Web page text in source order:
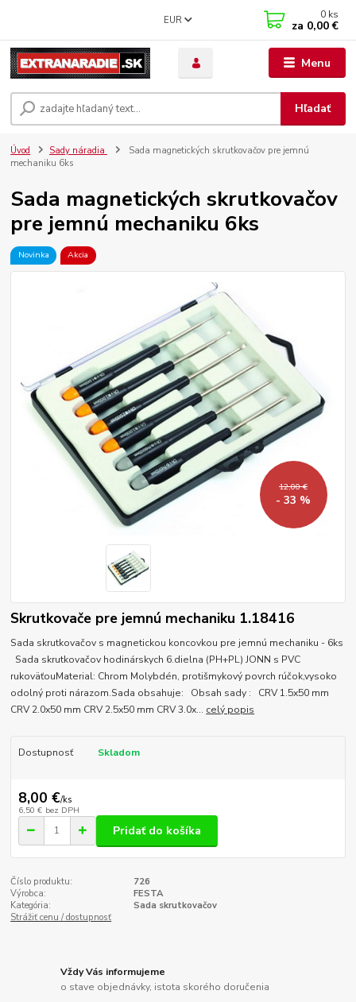
Menu
EUR
Hľadať
0 ks
za 0,00 €
Úvod Sady náradia
Sada magnetických skrutkovačov pre jemnú
mechaniku 6ks
Sada magnetických skrutkovačov
pre jemnú mechaniku 6ks
Novinka Akcia
12,00 €
- 33 %
Skrutkovače pre jemnú mechaniku 1.18416
Sada skrutkovačov s magnetickou koncovkou pre jemnú mechaniku - 6ks
Sada skrutkovačov hodinárskych 6.dielna (PH+PL) JONN s PVC
rukoväťouMaterial: Chrom Molybdén, protišmykový povrch rúčok,vysoko
odolný proti nárazom.Sada obsahuje: Obsah sady : CRV 1.5x50 mm
CRV 2.0x50 mm CRV 2.5x50 mm CRV 3.0x... celý popis
Dostupnosť Skladom
8,00 €/ks
6,50 € bez DPH
Pridať do košíka
Číslo produktu:
726
Výrobca:
FESTA
Kategória:
Sada skrutkovačov
Strážiť cenu / dostupnosť
Vždy Vás informujeme
o stave objednávky, istota skorého doručenia